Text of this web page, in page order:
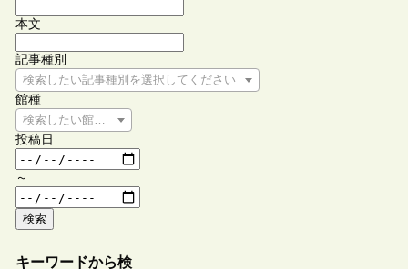
本文
記事種別
検索したい記事種別を選択してください
館種
検索したい館種を選択してください
投稿日
～
検索
キーワードから検